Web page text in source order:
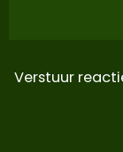
Verstuur